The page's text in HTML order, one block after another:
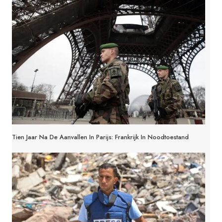
Tien Jaar Na De Aanvallen In Parijs: Frankrijk In Noodtoestand